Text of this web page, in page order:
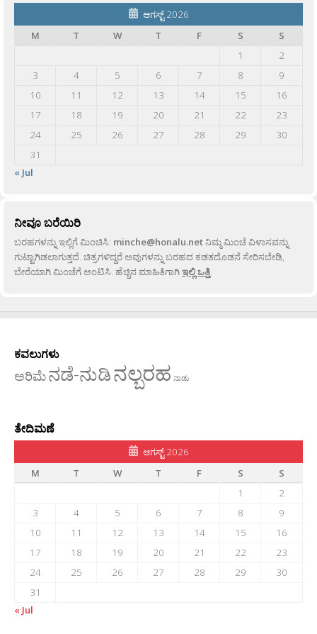
ಆಗಸ್ಟ್ 2026
M
T W T F S
S
1
2
3
4 5 6 7 8
9
10
11 12 13 14 15
16
17
18 19 20 21 22
23
24
25 26 27 28 29
30
31
« Jul
ನೀವೂ ಬರೆಯಿರಿ
ಬರಹಗಳನ್ನು ಇಲ್ಲಿಗೆ ಮಿಂಚಿಸಿ: minche@honalu.netನಿಮ್ಮ ಮಿಂಚೆ ವಿಳಾಸವನ್ನು
ಗುಟ್ಟಾಗಿಡಲಾಗುತ್ತದೆ. ಚಿತ್ರಗಳಿದ್ದರೆ ಅವುಗಳನ್ನು ಬರಹದ ಕಡತದೊಡನೆ ಸೇರಿಸಬೇಡಿ,
ಬೇರೆಯಾಗಿ ಮಿಂಚೆಗೆ ಅಂಟಿಸಿ. ಹೆಚ್ಚಿನ ಮಾಹಿತಿಗಾಗಿಇಲ್ಲಿ ಒತ್ತಿ.
ಕವಲುಗಳು
ಅರಿಮೆನಡೆ-ನುಡಿನಲ್ಬರಹ ನಾಡು
ತೇದಿಮಣೆ
ಆಗಸ್ಟ್ 2026
M
T W T F S
S
1
2
3
4 5 6 7 8
9
10
11 12 13 14 15
16
17
18 19 20 21 22
23
24
25 26 27 28 29
30
31
« Jul